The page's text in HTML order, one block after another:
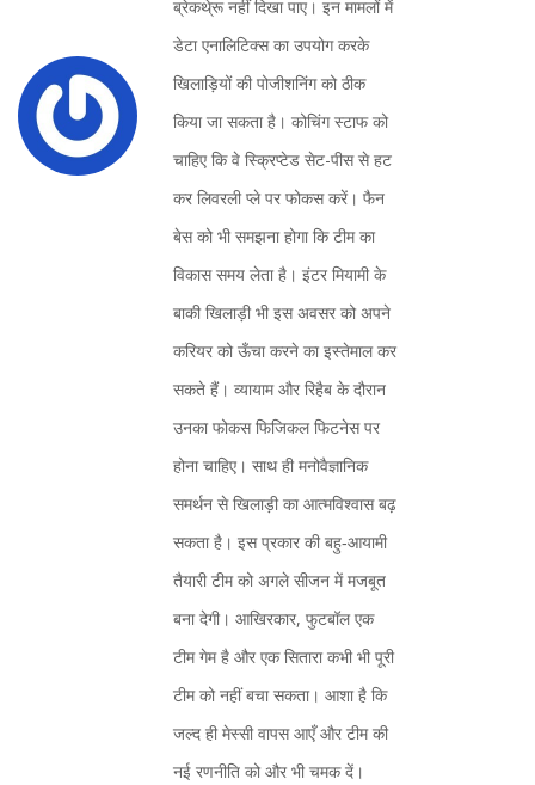
ब्रेकथे्रू नहीं दिखा पाए। इन मामलों में
डेटा एनालिटिक्स का उपयोग करके
खिलाड़ियों की पोजीशनिंग को ठीक
किया जा सकता है। कोचिंग स्टाफ को
चाहिए कि वे स्क्रिप्टेड सेट-पीस से हट
कर लिवरली प्ले पर फोकस करें। फैन
बेस को भी समझना होगा कि टीम का
विकास समय लेता है। इंटर मियामी के
बाकी खिलाड़ी भी इस अवसर को अपने
करियर को ऊँचा करने का इस्तेमाल कर
सकते हैं। व्यायाम और रिहैब के दौरान
उनका फोकस फिजिकल फिटनेस पर
होना चाहिए। साथ ही मनोवैज्ञानिक
समर्थन से खिलाड़ी का आत्मविश्वास बढ़
सकता है। इस प्रकार की बहु‑आयामी
तैयारी टीम को अगले सीजन में मजबूत
बना देगी। आखिरकार, फुटबॉल एक
टीम गेम है और एक सितारा कभी भी पूरी
टीम को नहीं बचा सकता। आशा है कि
जल्द ही मेस्सी वापस आएँ और टीम की
नई रणनीति को और भी चमक दें।